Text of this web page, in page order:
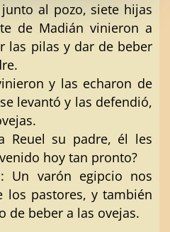
al pozo, siete hijas
de Madián vinieron a
las pilas y dar de beber
y las echaron de
levantó y las defendió,
Reuel su padre, él les
hoy tan pronto?
Un varón egipcio nos
los pastores, y también
de beber a las ovejas.